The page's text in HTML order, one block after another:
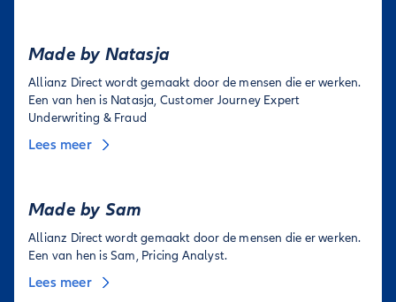
Made by Natasja
Allianz Direct wordt gemaakt door de mensen die er werken.
Een van hen is Natasja, Customer Journey Expert
Underwriting & Fraud
Lees meer
Made by Sam
Allianz Direct wordt gemaakt door de mensen die er werken.
Een van hen is Sam, Pricing Analyst.
Lees meer